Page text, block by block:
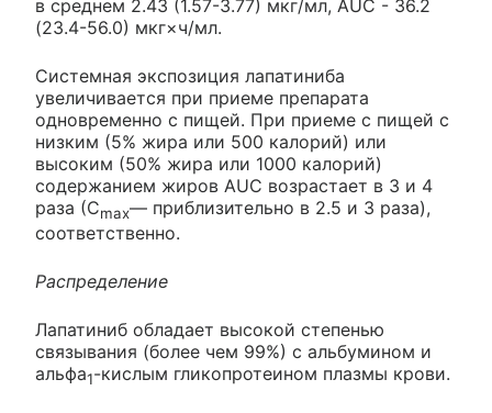
в среднем 2.43 (1.57-3.77) мкг/мл, AUC - 36.2
(23.4-56.0) мкг×ч/мл.
Системная экспозиция лапатиниба
увеличивается при приеме препарата
одновременно с пищей. При приеме с пищей с
низким (5% жира или 500 калорий) или
высоким (50% жира или 1000 калорий)
содержанием жиров AUC возрастает в 3 и 4
раза (Сmax— приблизительно в 2.5 и 3 раза),
соответственно.
Распределение
Лапатиниб обладает высокой степенью
связывания (более чем 99%) с альбумином и
альфа1-кислым гликопротеином плазмы крови.